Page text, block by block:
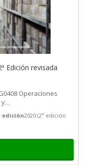
Edición revisada
Operaciones
edición2020 (2ª edición